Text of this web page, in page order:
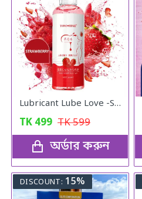
Lubricant Lube Love -Stroberry Gel
TK 499 TK599
অর্ডার করুন
DISCOUNT: 15%